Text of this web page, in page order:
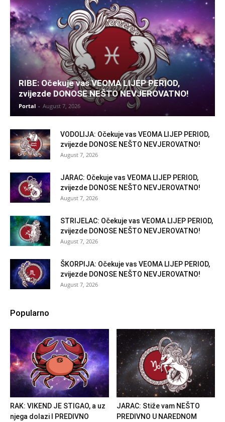
RIBE: Očekuje vas VEOMA LIJEP PERIOD,
zvijezde DONOSE NEŠTO NEVJEROVATNO!
Portal - August 7, 2026
VODOLIJA: Očekuje vas VEOMA LIJEP PERIOD,
zvijezde DONOSE NEŠTO NEVJEROVATNO!
August 7, 2026
JARAC: Očekuje vas VEOMA LIJEP PERIOD,
zvijezde DONOSE NEŠTO NEVJEROVATNO!
August 7, 2026
STRIJELAC: Očekuje vas VEOMA LIJEP PERIOD,
zvijezde DONOSE NEŠTO NEVJEROVATNO!
August 7, 2026
ŠKORPIJA: Očekuje vas VEOMA LIJEP PERIOD,
zvijezde DONOSE NEŠTO NEVJEROVATNO!
August 7, 2026
Popularno
RAK: VIKEND JE STIGAO, a uz
njega dolazi I PREDIVNO
JARAC: Stiže vam NEŠTO
PREDIVNO U NAREDNOM